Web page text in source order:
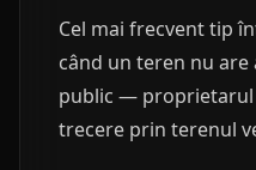
Cel mai frecvent tip
când un teren nu
public — proprietarul
trecere prin terenul